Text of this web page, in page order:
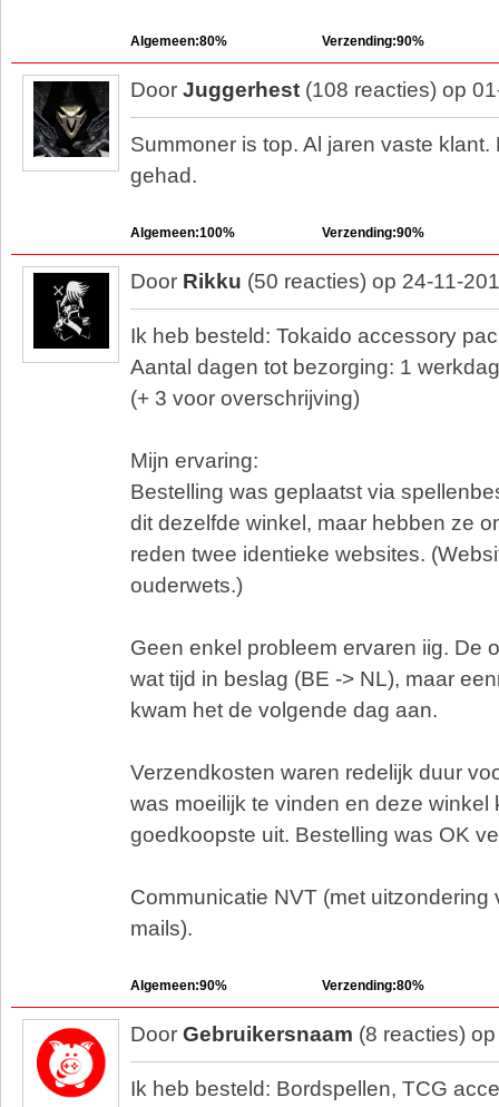
Algemeen:80% Verzending:90%
Door Juggerhest (108 reacties) op
Summoner is top. Al jaren vaste klant.
gehad.
Algemeen:100% Verzending:90%
Door Rikku (50 reacties) op 24-11-
Ik heb besteld: Tokaido accessory
Aantal dagen tot bezorging: 1
(+ 3 voor overschrijving)
Mijn ervaring:
Bestelling was geplaatst via
dit dezelfde winkel, maar hebben ze
reden twee identieke websites.
ouderwets.)
Geen enkel probleem ervaren iig. De
wat tijd in beslag (BE -> NL), maar
kwam het de volgende dag aan.
Verzendkosten waren redelijk duur
was moeilijk te vinden en deze winkel
goedkoopste uit. Bestelling was OK
Communicatie NVT (met uitzondering
mails).
Algemeen:90% Verzending:80%
Door Gebruikersnaam (8 reacties)
Ik heb besteld: Bordspellen, TCG